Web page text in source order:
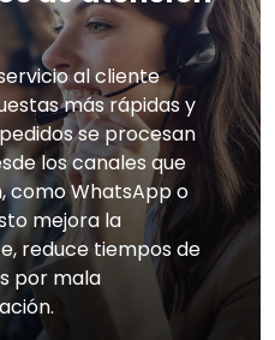
al cliente
más rápidas y
se procesan
los canales que
como WhatsApp o
mejora la
reduce tiempos de
por mala